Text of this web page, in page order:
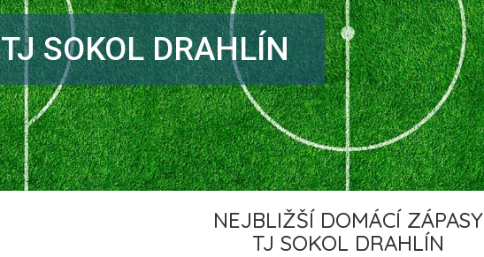
TJ SOKOL DRAHLÍN
NEJBLIŽŠÍ DOMÁCÍ ZÁPASY
TJ SOKOL DRAHLÍN